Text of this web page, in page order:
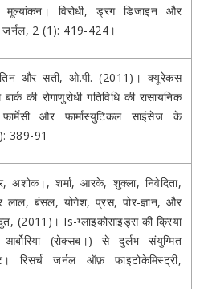
विरोधी, ड्रग डिजाइन और
जर्नल, 2 (1): 419-424।
और सती, ओ.पी. (2011)। क्यूरेकस
की रोगाणुरोधी गतिविधि की रासायनिक
और फार्मास्युटिकल साइंसेज के
389-91
अशोक।, शर्मा, आरके, शुक्ला, निवेदिता,
लाल, बंसल, योगेश, प्रस, पोर-ज्ञान, और
(2011)। Is-ग्लाइकोसाइड्स की क्रिया
(रोक्सब।) से दुर्लभ संयुग्मित
रिसर्च जर्नल ऑफ़ फाइटोकेमिस्ट्री,